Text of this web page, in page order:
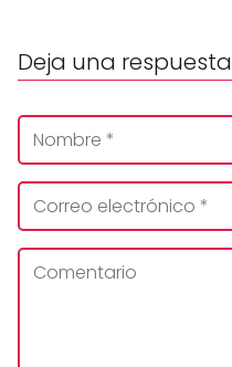
Deja una respuesta